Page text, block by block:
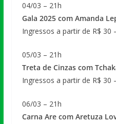
04/03 – 21h
Gala 2025 com Amanda
Ingressos a partir de R$ 30
05/03 – 21h
Treta de Cinzas com
Ingressos a partir de R$ 30
06/03 – 21h
Carna Are com Aretuza